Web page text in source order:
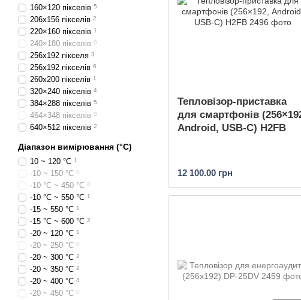
Тепловізор-приставка
для смартфонів
Android, USB-C) H2FB
12 100.00 грн
160×120 пікселів 5
206х156 пікселів 2
220×160 пікселів 1
240×180 пікселів 0
256x192 пікселя 3
256x192 пікселів 6
260х200 пікселів 1
320×240 пікселів 4
384×288 пікселів 5
464×348 пікселів 0
640×512 пікселів 2
Діапазон вимірювання (°C)
10 ~ 120 °С 1
-10 ~ 150 °C 0
-10 °C ~ 450 °C 0
-10 °C ~ 550 °C 1
-15 ~ 550 °C 1
-15 °C ~ 600 °C 2
-20 ~ 120 °C 1
-20 ~ 250 °C 0
-20 ~ 300 °C 2
-20 ~ 350 °C 2
-20 ~ 400 °C 4
-20 ~ 450 °C 0